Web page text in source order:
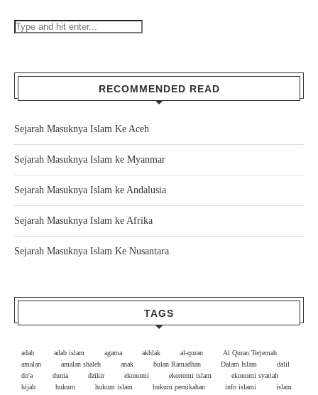
RECOMMENDED READ
Sejarah Masuknya Islam Ke Aceh
Sejarah Masuknya Islam ke Myanmar
Sejarah Masuknya Islam ke Andalusia
Sejarah Masuknya Islam ke Afrika
Sejarah Masuknya Islam Ke Nusantara
TAGS
adab adab islam agama akhlak al-quran
Al Quran Terjemah
amalan
amalan shaleh anak bulan Ramadhan Dalam Islam
dalil
do'a
dunia dzikir ekonomi ekonomi islam
ekonomi syariah
hijab
hukum hukum islam hukum pernikahan info islami
islam